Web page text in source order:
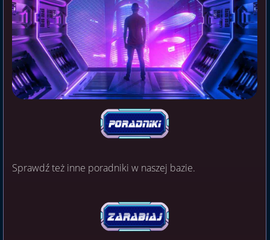
Sprawdź też inne poradniki w naszej bazie.